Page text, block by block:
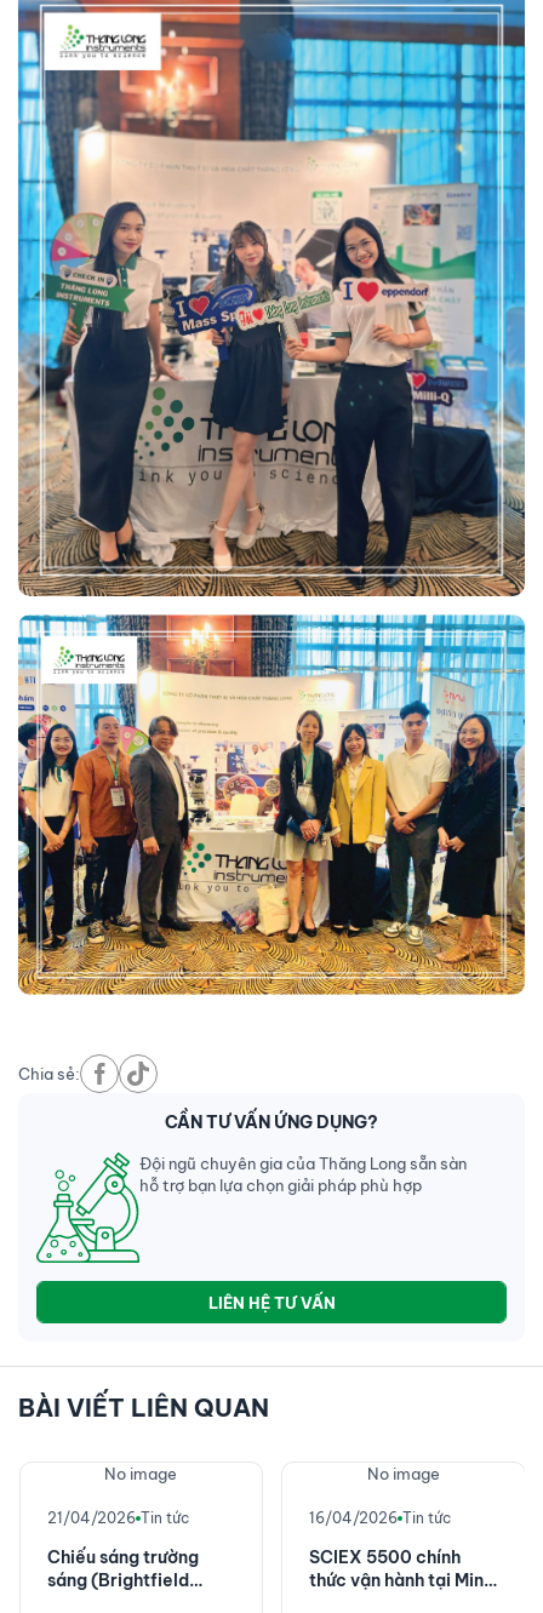
Chia sẻ:
CẦN TƯ VẤN ỨNG DỤNG?
Đội ngũ chuyên gia của Thăng Long sẵn sàn
hỗ trợ bạn lựa chọn giải pháp phù hợp
LIÊN HỆ TƯ VẤN
BÀI VIẾT LIÊN QUAN
No image
21/04/2026 Tin tức
Chiếu sáng trường
sáng (Brightfield
No image
16/04/2026 Tin tức
SCIEX 5500 chính
thức vận hành tại Minh